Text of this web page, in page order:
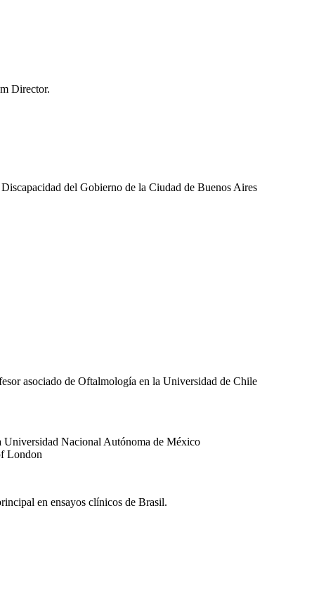
Director.
del Gobierno de la Ciudad de Buenos Aires
asociado de Oftalmología en la Universidad de Chile
Universidad Nacional Autónoma de México
London
en ensayos clínicos de Brasil.